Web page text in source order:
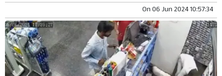
On06 Jun 2024 10:57:34